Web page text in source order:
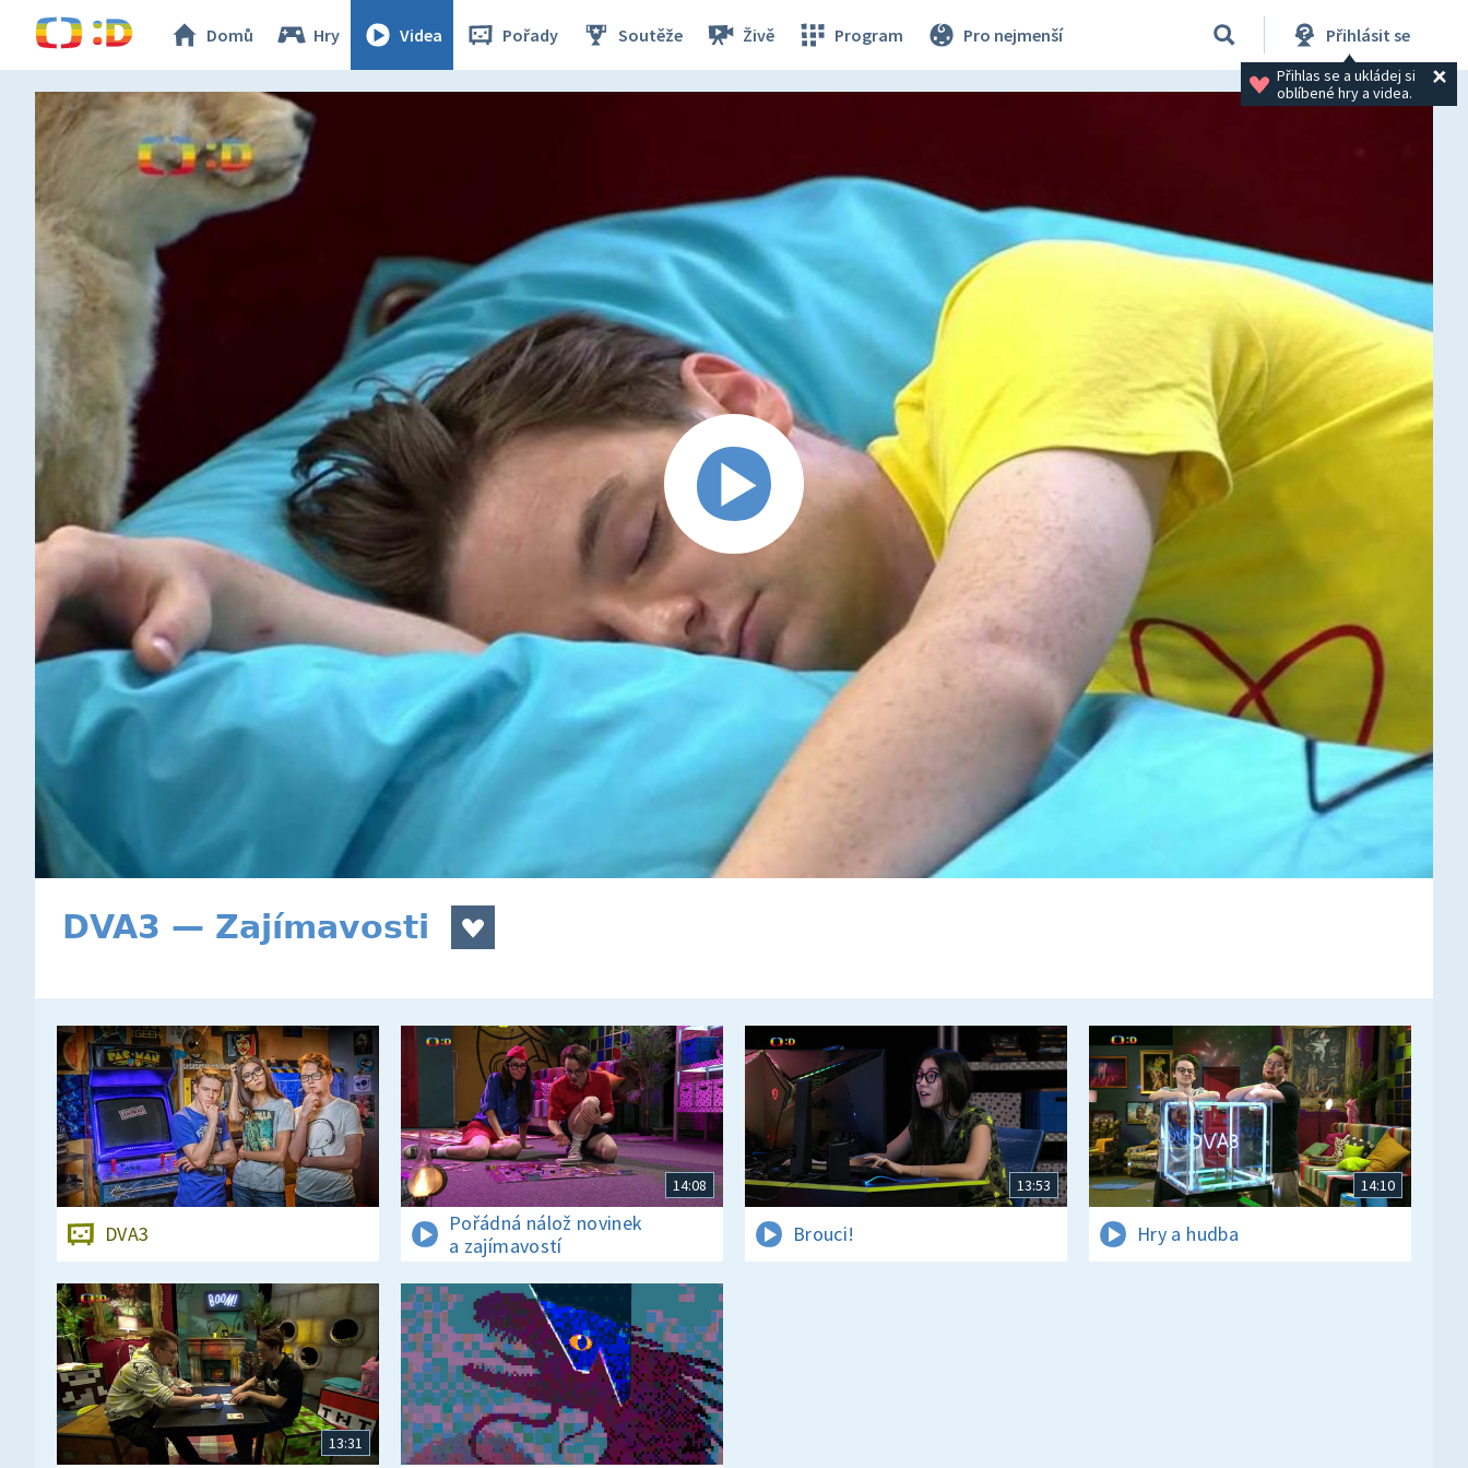
Domů Hry Videa Pořady Soutěže Živě Program Pro nejmenší Přihlásit se
Přihlas se a ukládej si
oblíbené hry a videa.
DVA3 — Zajímavosti
DVA3
14:08
Pořádná nálož novinek
a zajímavostí
13:53
Brouci!
14:10
Hry a hudba
13:31